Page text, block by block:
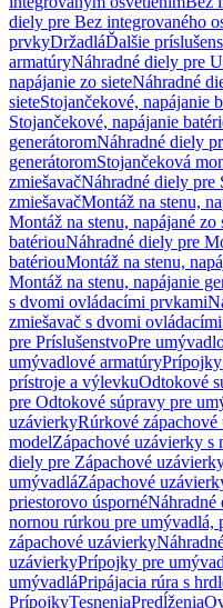
diely pre Bez integrovaného
prvkyDržadláĎalšie
armatúryNáhradné diely pre
napájanie zo sieteNáhradné
sieteStojančekové, napájanie
Stojančekové, napájanie
generátoromNáhradné diely
generátoromStojančeková
zmiešavačNáhradné diely pre
zmiešavačMontáž na stenu,
Montáž na stenu, napájané zo
batériouNáhradné diely pre
batériouMontáž na stenu,
Montáž na stenu, napájanie
s dvomi ovládacími prvkami
zmiešavač s dvomi
pre PríslušenstvoPre
umývadlové armatúryPrípojky
prístroje a výlevkuOdtokové
pre Odtokové súpravy pre
uzávierkyRúrkové
modelZápachové uzávierky s
diely pre Zápachové
umývadláZápachové
priestorovo úspornéNáhradné
nornou rúrkou pre umývadlá,
zápachové uzávierky
uzávierkyPrípojky pre
umývadláPripájacia rúra s
PrípojkyTesneniaPredĺženia